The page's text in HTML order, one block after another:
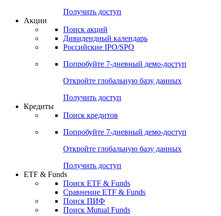
Попробуйте7-дневный
Откройте глобальную базу данных
Получить доступ
Поиск акций
Российские IPO/SPO
Попробуйте7-дневный
Откройте глобальную базу данных
Получить доступ
Поиск кредитов
Попробуйте7-дневный
Откройте глобальную базу данных
Получить доступ
ETF & Funds